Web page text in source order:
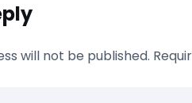
will not be published.